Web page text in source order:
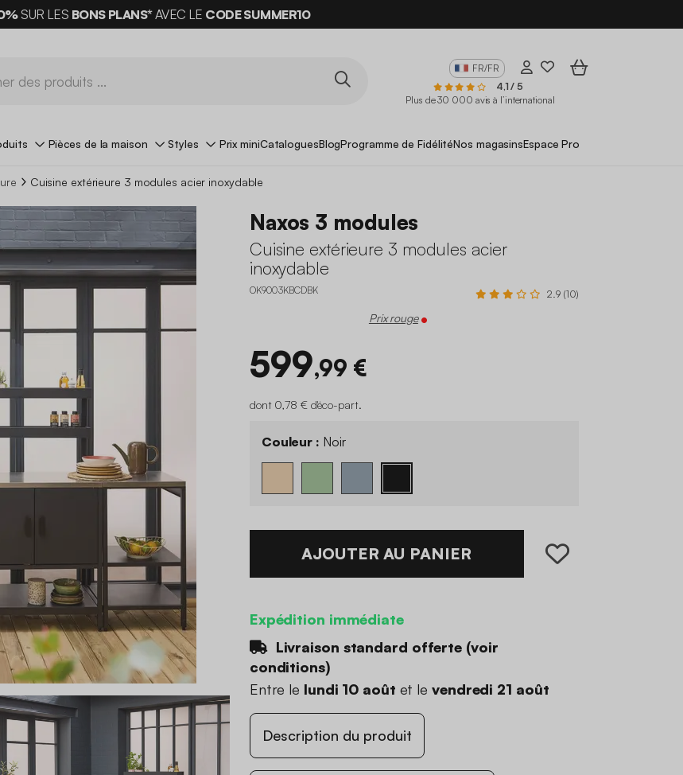
SUR LES BONS PLANS*AVEC LE CODE SUMMER10
FR/FR
4,1 / 5
Plus de 30 000 avis à l’international
Pièces de la maison Styles Prix miniCataloguesBlogProgramme de FidélitéNos magasinsEspace Pro
Cuisine extérieure 3 modules acier inoxydable
Naxos 3 modules
Cuisine extérieure 3 modules acier
inoxydable
OK9003KBCDBK 2.9 (10)
Prix rouge
599,99 €
dont 0,78 € d'éco-part.
Couleur : Noir
AJOUTER AU PANIER
Expédition immédiate
Livraison standard offerte (voir
conditions)
Entre le lundi 10 août et le vendredi 21 août
Description du produit